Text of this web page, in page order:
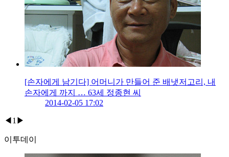
[손자에게 남기다] 어머니가 만들어 준 배냇저고리, 내
손자에게 까지 … 63세 정종현 씨
2014-02-05 17:02
◀ 1 ▶
이투데이